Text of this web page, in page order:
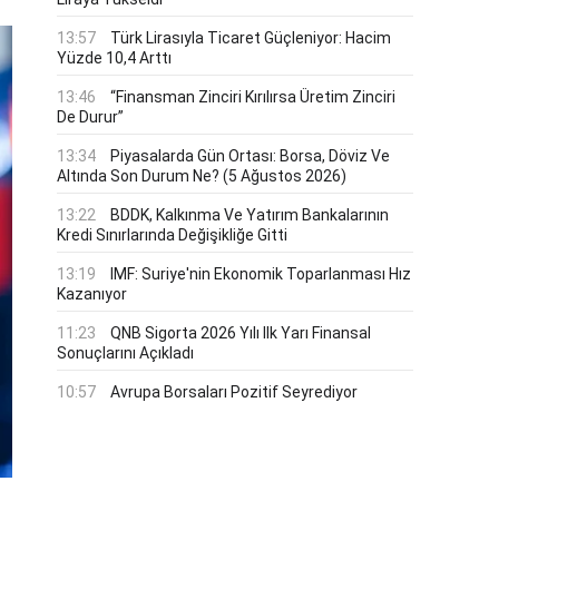
13:57
Türk Lirasıyla Ticaret Güçleniyor: Hacim
Yüzde 10,4 Arttı
13:46
“Finansman Zinciri Kırılırsa Üretim Zinciri
De Durur”
13:34
Piyasalarda Gün Ortası: Borsa, Döviz Ve
Altında Son Durum Ne? (5 Ağustos 2026)
13:22
BDDK, Kalkınma Ve Yatırım Bankalarının
Kredi Sınırlarında Değişikliğe Gitti
13:19
IMF: Suriye'nin Ekonomik Toparlanması Hız
Kazanıyor
11:23
QNB Sigorta 2026 Yılı Ilk Yarı Finansal
Sonuçlarını Açıkladı
10:57 Avrupa Borsaları Pozitif Seyrediyor